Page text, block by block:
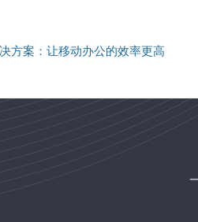
方案：让移动办公的效率更高